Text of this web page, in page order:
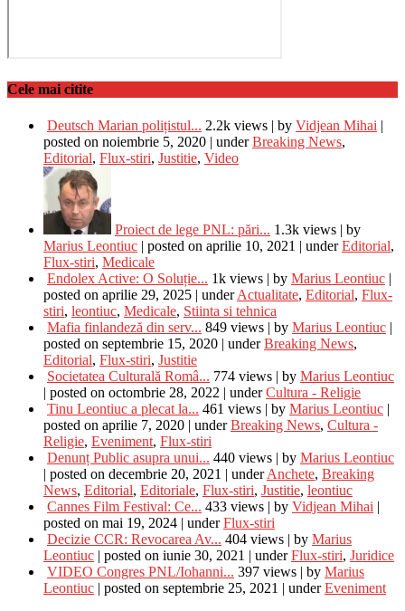
Cele mai citite
Deutsch Marian polițistul... 2.2k views | by Vidjean Mihai |
posted on noiembrie 5, 2020 | underBreaking News,
Editorial, Flux-stiri, Justitie, Video
Proiect de lege PNL: pări... 1.3k views | by
Marius Leontiuc | posted on aprilie 10, 2021 | underEditorial,
Flux-stiri, Medicale
Endolex Active: O Soluție... 1k views | by Marius Leontiuc |
posted on aprilie 29, 2025 | underActualitate, Editorial, Flux-
stiri, leontiuc, Medicale, Stiinta si tehnica
Mafia finlandeză din serv... 849 views | by Marius Leontiuc |
posted on septembrie 15, 2020 | underBreaking News,
Editorial, Flux-stiri, Justitie
Societatea Culturală Româ... 774 views | by Marius Leontiuc
| posted on octombrie 28, 2022 | underCultura - Religie
Tinu Leontiuc a plecat la... 461 views | by Marius Leontiuc |
posted on aprilie 7, 2020 | underBreaking News, Cultura -
Religie, Eveniment, Flux-stiri
Denunț Public asupra unui... 440 views | by Marius Leontiuc
| posted on decembrie 20, 2021 | underAnchete, Breaking
News, Editorial, Editoriale, Flux-stiri, Justitie, leontiuc
Cannes Film Festival: Ce... 433 views | by Vidjean Mihai |
posted on mai 19, 2024 | underFlux-stiri
Decizie CCR: Revocarea Av... 404 views | by Marius
Leontiuc | posted on iunie 30, 2021 | underFlux-stiri, Juridice
VIDEO Congres PNL/Iohanni... 397 views | by Marius
Leontiuc | posted on septembrie 25, 2021 | underEveniment